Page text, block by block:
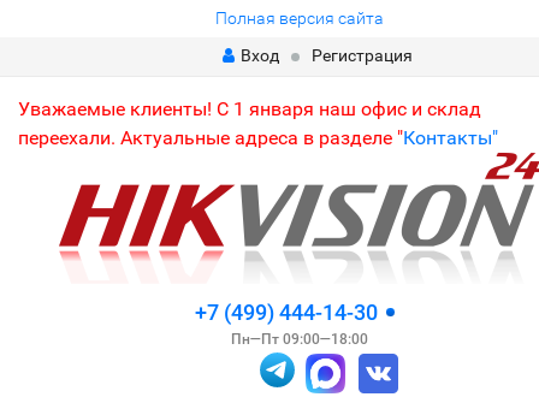
Полная версия сайта
Вход
Регистрация
Уважаемые клиенты! С 1 января наш офис и склад
переехали. Актуальные адреса в разделе "Контакты"
+7 (499) 444-14-30
Пн—Пт 09:00—18:00